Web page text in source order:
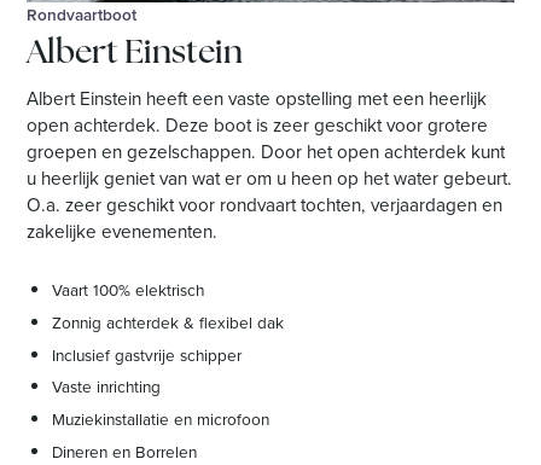
Rondvaartboot
Albert Einstein
Albert Einstein heeft een vaste opstelling met een heerlijk
open achterdek. Deze boot is zeer geschikt voor grotere
groepen en gezelschappen. Door het open achterdek kunt
u heerlijk geniet van wat er om u heen op het water gebeurt.
O.a. zeer geschikt voor rondvaart tochten, verjaardagen en
zakelijke evenementen.
Vaart 100% elektrisch
Zonnig achterdek & flexibel dak
Inclusief gastvrije schipper
Vaste inrichting
Muziekinstallatie en microfoon
Dineren en Borrelen